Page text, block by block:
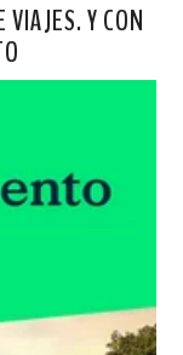
VIAJES. Y CON